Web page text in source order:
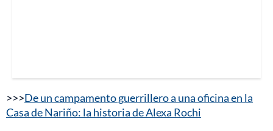
>>>De un campamento guerrillero a una oficina en la
Casa de Nariño: la historia de Alexa Rochi